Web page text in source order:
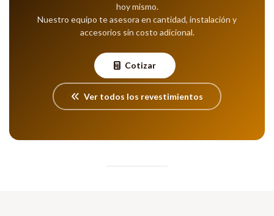
hoy mismo.
Nuestro equipo te asesora en cantidad, instalación y
accesorios sin costo adicional.
Cotizar
Ver todos los revestimientos